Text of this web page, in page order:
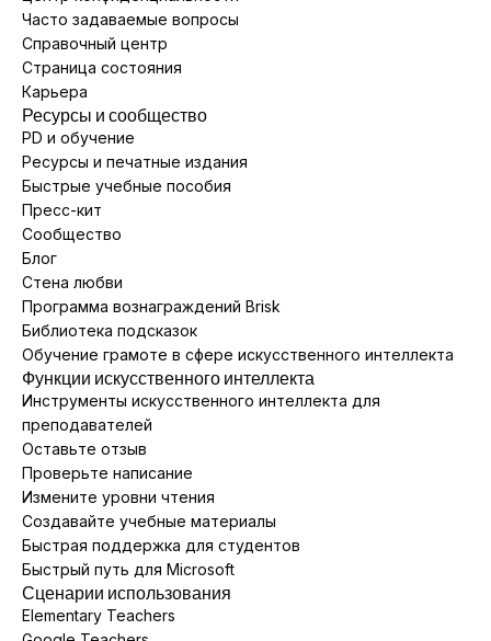
Часто задаваемые вопросы
Справочный центр
Страница состояния
Карьера
Ресурсы и сообщество
PD и обучение
Ресурсы и печатные издания
Быстрые учебные пособия
Пресс-кит
Сообщество
Блог
Стена любви
Программа вознаграждений Brisk
Библиотека подсказок
Обучение грамоте в сфере искусственного интеллекта
Функции искусственного интеллекта
Инструменты искусственного интеллекта для
преподавателей
Оставьте отзыв
Проверьте написание
Измените уровни чтения
Создавайте учебные материалы
Быстрая поддержка для студентов
Быстрый путь для Microsoft
Сценарии использования
Elementary Teachers